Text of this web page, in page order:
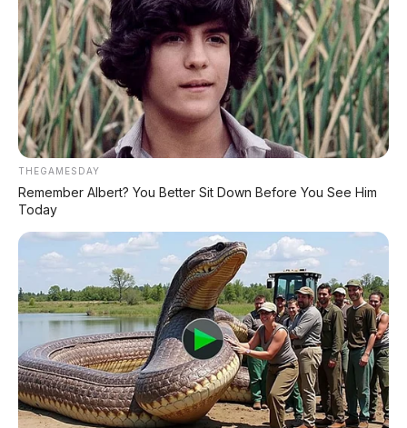
#1000VCharging
#ZeroGravitySeat
#Snapdragon8797
#BeijingAutoShow
© 2026 AP Motor – Portal Otomotif Terpercaya
Bagikan:
Postingan Terkait
Leapmotor C10 Resmi di
GIIAS 2026: SUV Listrik
BYD Qin L EV 2026 Debut di
Beijing: Sedan Listrik 545
THEGAMESDAY
Remember Albert? You Better Sit Down Before You See Him
Today